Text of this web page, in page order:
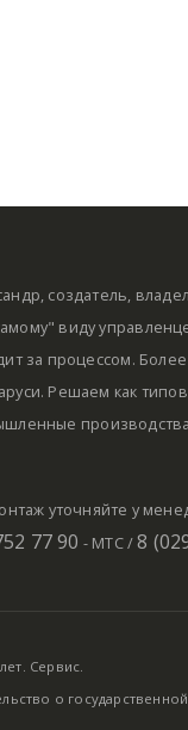
создатель,
виду
за процессом.
Решаем как
уточняйте у
77 90 - МТС /8
Сервис.
о